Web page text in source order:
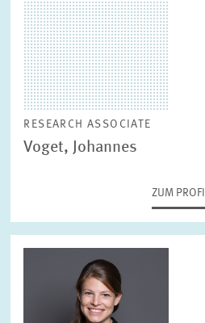
RESEARCH ASSOCIATE
Voget, Johannes
ZUM PROFIL